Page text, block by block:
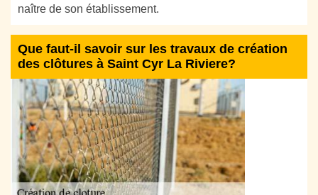
naître de son établissement.
Que faut-il savoir sur les travaux de création
des clôtures à Saint Cyr La Riviere?